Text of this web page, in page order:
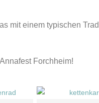
mit einem typischen
Forchheim!